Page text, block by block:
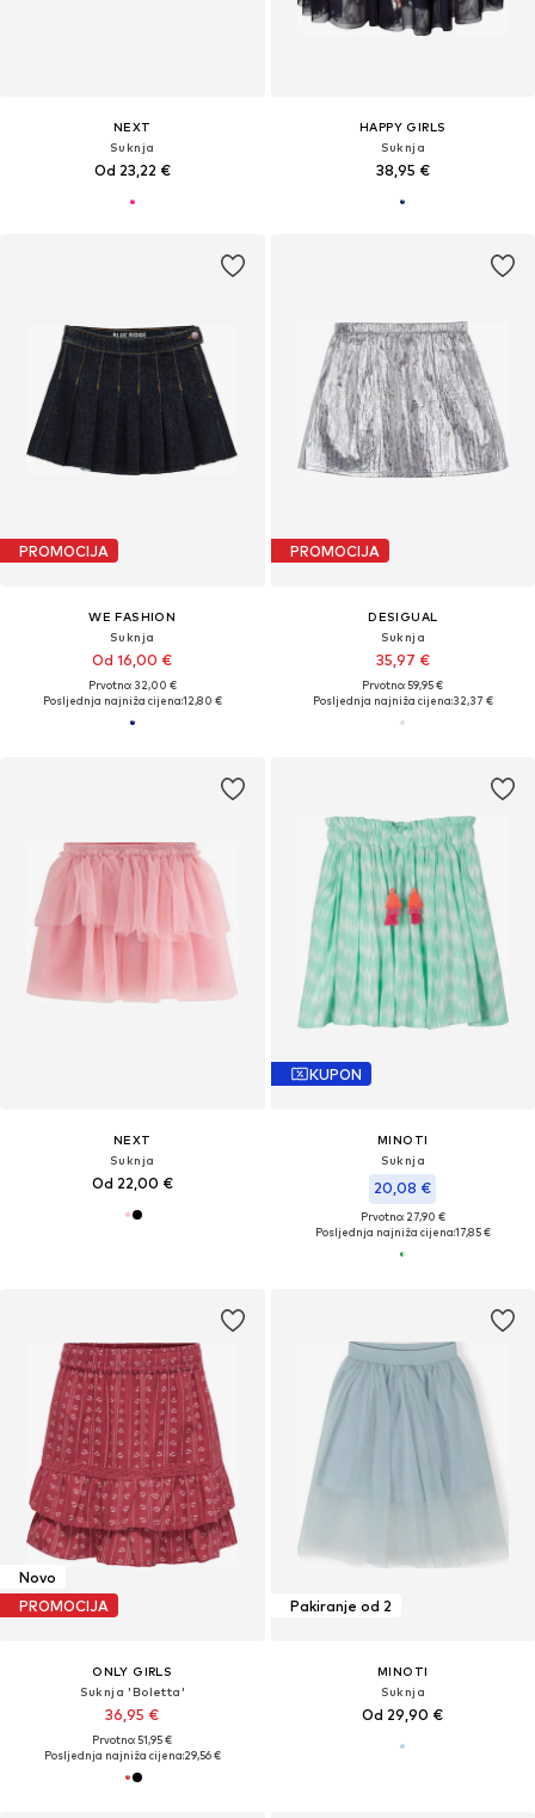
NEXT
Suknja
Od 23,22 €
HAPPY GIRLS
Suknja
38,95 €
PROMOCIJA
WE FASHION
Suknja
Od 16,00 €
Prvotno: 32,00 €
Posljednja najniža cijena:12,80 €
PROMOCIJA
DESIGUAL
Suknja
35,97 €
Prvotno: 59,95 €
Posljednja najniža cijena:32,37 €
NEXT
Suknja
Od 22,00 €
KUPON
MINOTI
Suknja
20,08 €
Prvotno: 27,90 €
Posljednja najniža cijena:17,85 €
Novo
PROMOCIJA
ONLY GIRLS
Suknja 'Boletta'
36,95 €
Prvotno: 51,95 €
Posljednja najniža cijena:29,56 €
Pakiranje od 2
MINOTI
Suknja
Od 29,90 €